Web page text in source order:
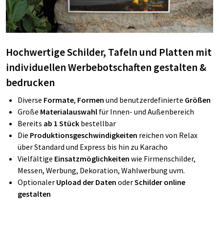
Hochwertige Schilder, Tafeln und Platten mit
individuellen Werbebotschaften gestalten &
bedrucken
Diverse Formate, Formen und benutzerdefinierte Größen
Große Materialauswahl für Innen- und Außenbereich
Bereits ab 1 Stück bestellbar
Die Produktionsgeschwindigkeiten reichen von Relax
über Standard und Express bis hin zu Karacho
Vielfältige Einsatzmöglichkeiten wie​​​​​ Firmenschilder,
Messen, Werbung, Dekoration, Wahlwerbung uvm.
Optionaler Upload der Daten oderSchilder online
gestalten